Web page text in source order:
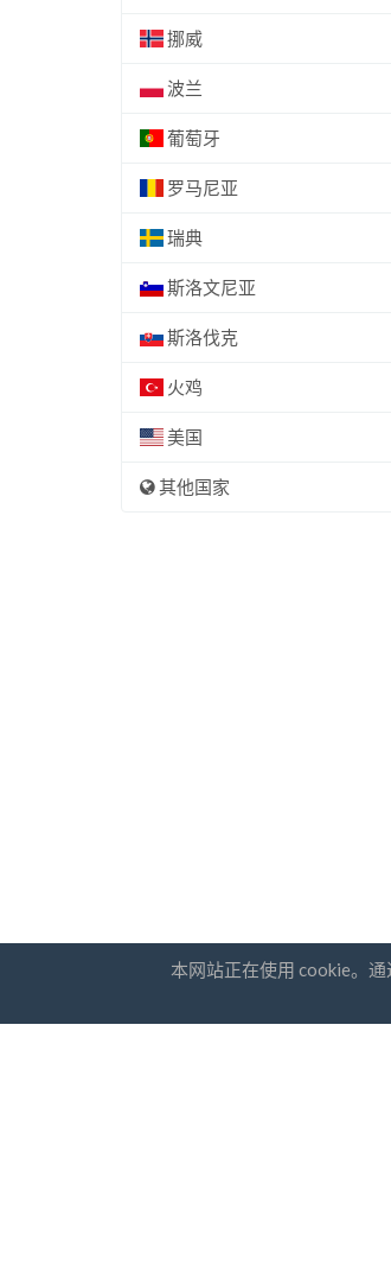
挪威
波兰
葡萄牙
罗马尼亚
瑞典
斯洛文尼亚
斯洛伐克
火鸡
美国
其他国家
本网站正在使用 cookie。